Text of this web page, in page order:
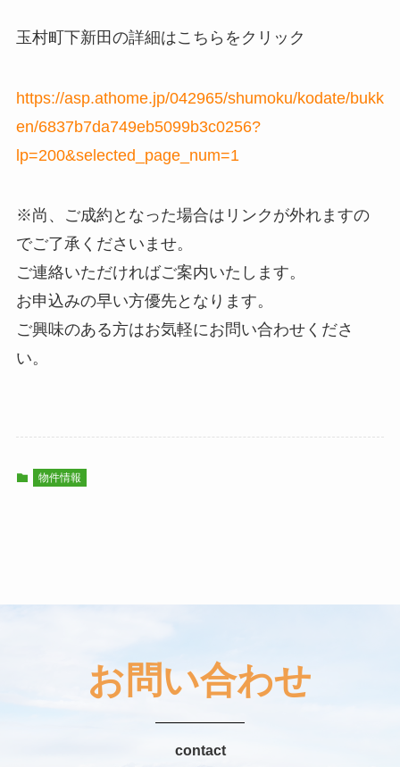
玉村町下新田の詳細はこちらをクリック
https://asp.athome.jp/042965/shumoku/kodate/bukk
en/6837b7da749eb5099b3c0256?
lp=200&selected_page_num=1
※尚、ご成約となった場合はリンクが外れますの
でご了承くださいませ。
ご連絡いただければご案内いたします。
お申込みの早い方優先となります。
ご興味のある方はお気軽にお問い合わせくださ
い。
物件情報
お問い合わせ
contact